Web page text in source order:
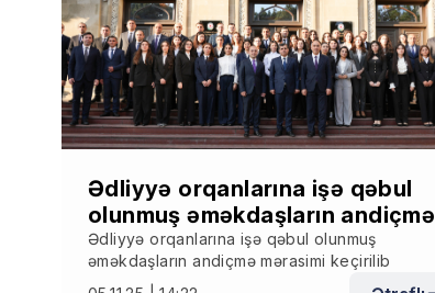
Ədliyyə orqanlarına işə qəbul
olunmuş əməkdaşların andiçmə
mərasimi keçirilib
Ədliyyə orqanlarına işə qəbul olunmuş
əməkdaşların andiçmə mərasimi keçirilib